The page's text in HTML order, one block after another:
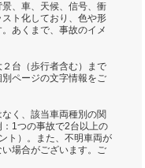
、車、天候、信号、衝
ト化しており、色や形
あくまで、事故のイメ
台（歩行者含む）まで
ページの文字情報をご
く、該当車両種別の関
1つの事故で2台以上の
ト）。また、不明車両が
場合がございます。ご